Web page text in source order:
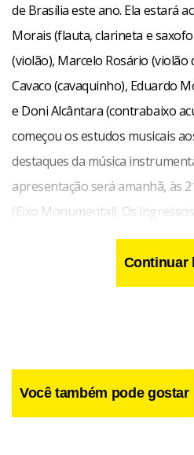
de Brasília este ano. Ela estará
Morais (flauta, clarineta e
(violão), Marcelo Rosário (violão
Cavaco (cavaquinho), Eduardo
e Doni Alcântara (contrabaixo
começou os estudos musicais
destaques da música
apresentação será amanhã, às
(Eixo Monumental). Os
Continuar
Você também pode gostar